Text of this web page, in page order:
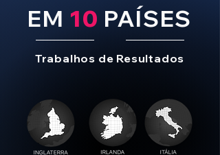
EM 10 PAÍSES
Trabalhos de Resultados